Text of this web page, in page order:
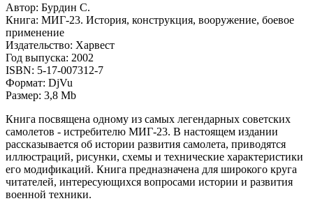
Автор: Бурдин С.
Книга: МИГ-23. История, конструкция, вооружение, боевое
применение
Издательство: Харвест
Год выпуска: 2002
ISBN: 5-17-007312-7
Формат: DjVu
Размер: 3,8 Mb
Книга посвящена одному из самых легендарных советских
самолетов - истребителю МИГ-23. В настоящем издании
рассказывается об истории развития самолета, приводятся
иллюстраций, рисунки, схемы и технические характеристики
его модификаций. Книга предназначена для широкого круга
читателей, интересующихся вопросами истории и развития
военной техники.